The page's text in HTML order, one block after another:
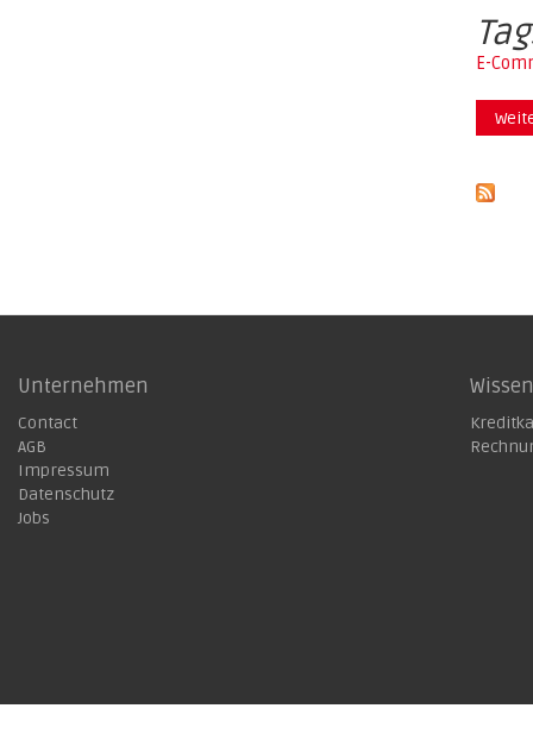
E-
Unternehmen
Contact
AGB
Impressum
Datenschutz
Jobs
Wissen